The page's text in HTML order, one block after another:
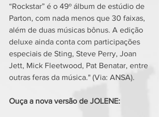
“Rockstar” é o 49º álbum de estúdio de
Parton, com nada menos que 30 faixas,
além de duas músicas bônus. A edição
deluxe ainda conta com participações
especiais de Sting, Steve Perry, Joan
Jett, Mick Fleetwood, Pat Benatar, entre
outras feras da música." (Via: ANSA).
Ouça a nova versão de JOLENE: